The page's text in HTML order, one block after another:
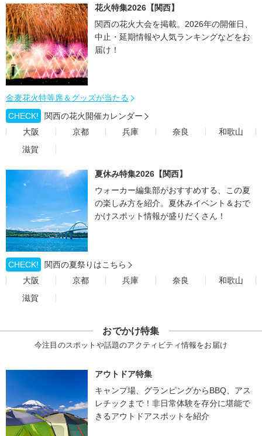
花火特集2026【関西】
関西の花火大会を掲載。2026年の開催日、
中止・延期情報や人気ランキングなどをお
届け！
金麦花火特等席＆グッズが当たる
CHECK!
関西の花火開催カレンダー
大阪
京都 兵庫 奈良
和歌山
滋賀
夏休み特集2026【関西】
ウォーカー編集部がおすすめする、この夏
の楽しみ方を紹介。夏休みイベント＆おで
かけスポット情報が盛りだくさん！
CHECK!
関西の夏祭りはこちら
大阪
京都 兵庫 奈良
和歌山
滋賀
おでかけ特集
今注目のスポットや話題のアクティビティ情報をお届け
アウトドア特集
キャンプ場、グランピングからBBQ、アス
レチックまで！非日常体験を存分に堪能で
きるアウトドアスポットを紹介